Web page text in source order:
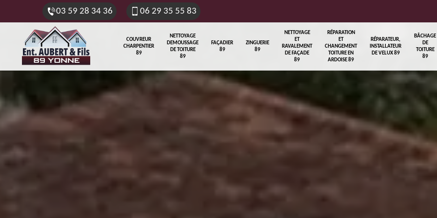
03 59 28 34 36 06 29 35 55 83
COUVREUR
CHARPENTIER
89
NETTOYAGE
DEMOUSSAGE
DE TOITURE
89
FAÇADIER
89
ZINGUERIE
89
NETTOYAGE
ET
RAVALEMENT
DE FAÇADE
89
RÉPARATION
ET
CHANGEMENT
TOITURE EN
ARDOISE 89
RÉPARATEUR,
INSTALLATEUR
DE VELUX 89
BÂCHAGE
DE
TOITURE
89